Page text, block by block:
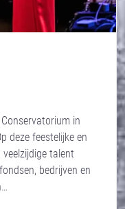
in
deze feestelijke en
talent
bedrijven en